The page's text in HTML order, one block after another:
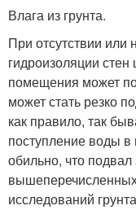
Влага из грунта.
При отсутствии или
гидроизоляции
помещения может
может стать резко
как правило, так
поступление воды
обильно, что
вышеперечисленных
исследований